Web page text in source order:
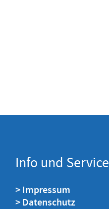
Info und Service
> Impressum
> Datenschutz